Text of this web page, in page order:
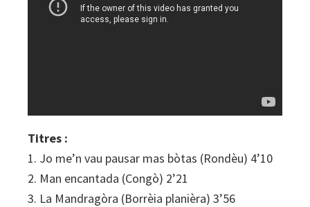
Titres :
1. Jo me’n vau pausar mas bòtas (Rondèu) 4’10
2. Man encantada (Congò) 2’21
3. La Mandragòra (Borrèia planièra) 3’56